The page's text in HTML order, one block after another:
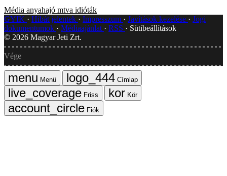
Média anyahajó mtva idióták
GYIK
Hibát jelentek Impresszum Javítások kezelése
Jogi
dokumentumok
Médiaajánlat RSS
Sütibeállítások
© 2026 Magyar Jeti Zrt.
Vége
Menü
Címlap
Friss
Kör
Fiók